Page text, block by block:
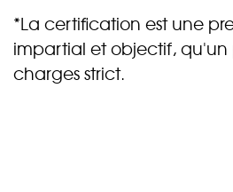
*La certification est une
impartial et objectif, qu'un
charges strict.